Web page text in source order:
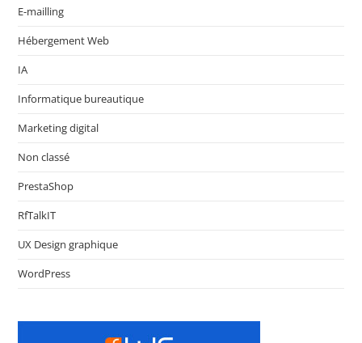
E-mailling
Hébergement Web
IA
Informatique bureautique
Marketing digital
Non classé
PrestaShop
RfTalkIT
UX Design graphique
WordPress